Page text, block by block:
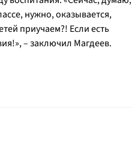
нужно, оказывается,
приучаем?! Если есть
– заключил Магдеев.